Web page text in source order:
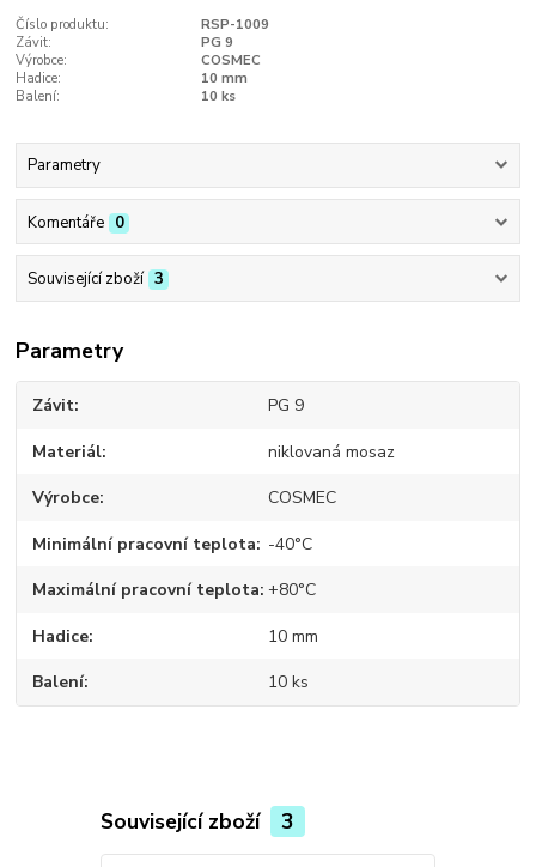
Číslo produktu:
RSP-1009
Závit:
PG 9
Výrobce:
COSMEC
Hadice:
10 mm
Balení:
10 ks
Parametry
Komentáře 0
Související zboží 3
Parametry
Závit PG 9
Materiál niklovaná mosaz
Výrobce COSMEC
Minimální pracovní teplota -40°C
Maximální pracovní teplota +80°C
Hadice 10 mm
Balení 10 ks
Související zboží 3